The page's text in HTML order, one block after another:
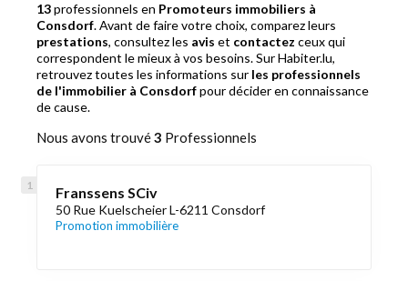
13professionnels en Promoteurs immobiliers à
Consdorf. Avant de faire votre choix, comparez leurs
prestations, consultez les avis et contactez ceux qui
correspondent le mieux à vos besoins. Sur Habiter.lu,
retrouvez toutes les informations sur les professionnels
de l'immobilier à Consdorfpour décider en connaissance
de cause.
Nous avons trouvé3 Professionnels
Franssens SCiv
50 Rue Kuelscheier L-6211 Consdorf
Promotion immobilière